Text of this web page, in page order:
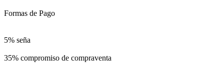
Formas de Pago
5% seña
35% compromiso de compraventa